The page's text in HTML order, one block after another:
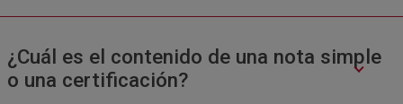
¿Cuál es el contenido de una nota simple
o una certificación?